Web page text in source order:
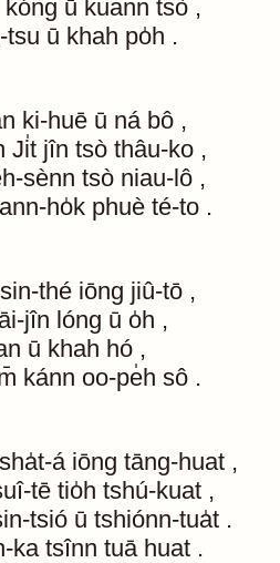
kóng ū kuann tsò ,
tsu ū khah po̍h .
ki-huē ū ná bô ,
Ji̍t jîn tsò thâu-ko ,
sènn tsò niau-lô ,
ho̍k phuè té-to .
sin-thé iōng jiû-tō ,
jîn lóng ū o̍h ,
ū khah hó ,
kánn oo-pe̍h sô .
á iōng tāng-huat ,
tē tio̍h tshú-kuat ,
tsió ū tshiónn-tua̍t .
ka tsînn tuā huat .